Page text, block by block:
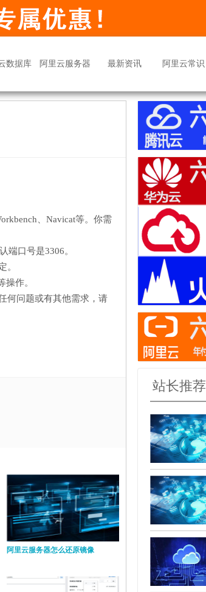
数据库 阿里云服务器 最新资讯 阿里云常识
、Navicat等。你需
端口号是3306。
。
作。
何问题或有其他需求，请
阿里云服务器怎么还原镜像
站长推荐